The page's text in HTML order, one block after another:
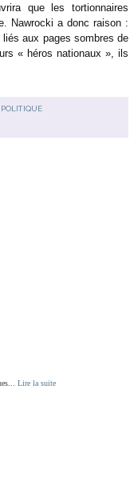
Lire la suite
que les tortionnaires
Nawrocki a donc raison :
aux pages sombres de
« héros nationaux », ils
POLITIQUE